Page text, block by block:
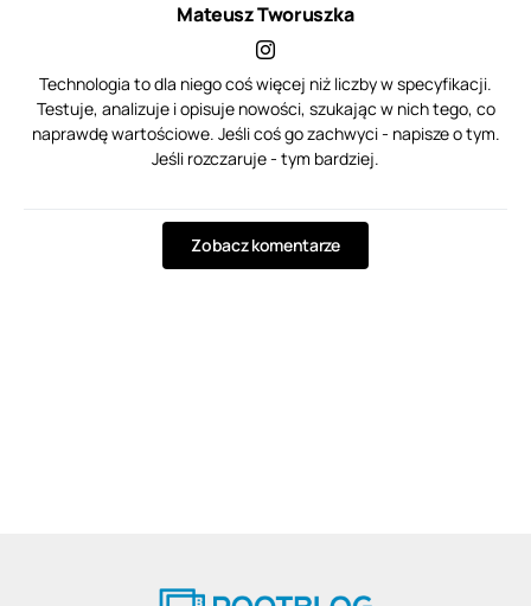
Mateusz Tworuszka
Technologia to dla niego coś więcej niż liczby w specyfikacji.
Testuje, analizuje i opisuje nowości, szukając w nich tego, co
naprawdę wartościowe. Jeśli coś go zachwyci - napisze o tym.
Jeśli rozczaruje - tym bardziej.
Zobacz komentarze